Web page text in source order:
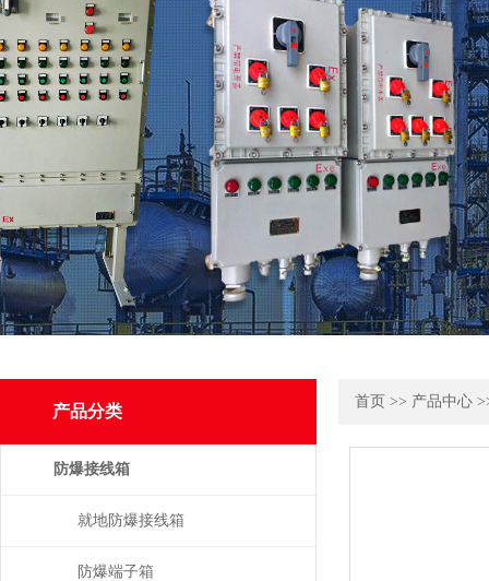
首页 >> 产品中心
产品分类
防爆接线箱
就地防爆接线箱
防爆端子箱